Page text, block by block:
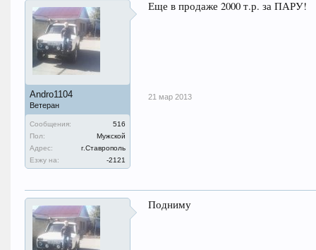
Andro1104
Ветеран
Сообщения:
516
Пол:
Мужской
Адрес:
г.Ставрополь
Езжу на:
-2121
Еще в продаже 2000 т.р. за ПАРУ!
21 мар 2013
Подниму